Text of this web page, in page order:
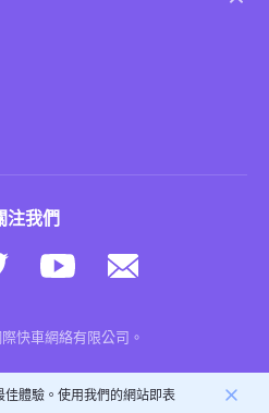
注我們
快車網絡有限公司。
體驗。使用我們的網站即表